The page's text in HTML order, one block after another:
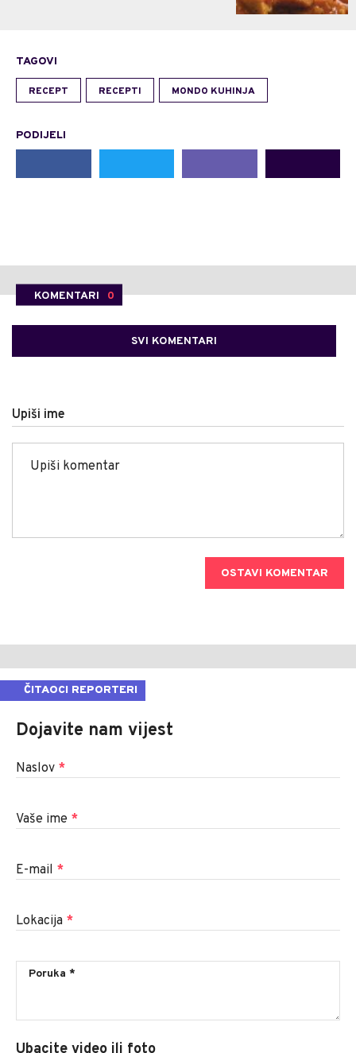
TAGOVI
RECEPT RECEPTI MONDO KUHINJA
PODIJELI
KOMENTARI 0
SVI KOMENTARI
Upiši ime
OSTAVI KOMENTAR
ČITAOCI REPORTERI
Dojavite nam vijest
Naslov *
Vaše ime *
E-mail *
Lokacija *